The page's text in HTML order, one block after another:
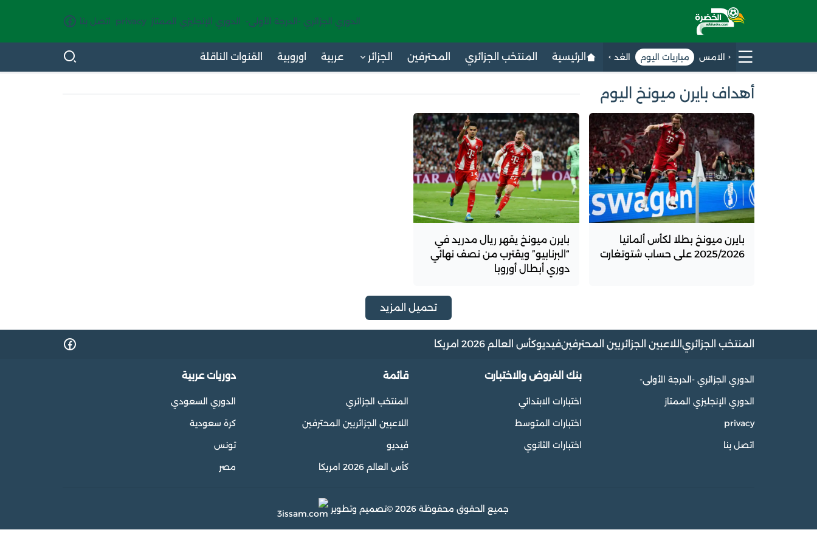
الدوري الجزائري -الدرجة الأولى- الدوري الإنجليزي الممتاز privacy اتصل بنا
الامس مباريات اليوم الغد الرئيسية المنتخب الجزائري المحترفين الجزائر عربية اوروبية القنوات الناقلة
أهداف بايرن ميونخ اليوم
بايرن ميونخ بطلا لكأس ألمانيا
2025/2026 على حساب شتوتغارت
بايرن ميونخ يقهر ريال مدريد في
“البرنابيو” ويقترب من نصف نهائي
دوري أبطال أوروبا
تحميل المزيد
المنتخب الجزائري اللاعبين الجزائريين المحترفينفيديوكأس العالم 2026 امريكا
الدوري الجزائري -الدرجة الأولى-
الدوري الإنجليزي الممتاز
privacy
اتصل بنا
بنك الفروض والاختبارت
اختبارات الابتدائي
اختبارات المتوسط
اختبارات الثانوي
قائمة
المنتخب الجزائري
اللاعبين الجزائريين المحترفين
فيديو
كأس العالم 2026 امريكا
دوريات عربية
الدوري السعودي
كرة سعودية
تونس
مصر
جميع الحقوق محفوظة 2026 © تصميم وتطوير